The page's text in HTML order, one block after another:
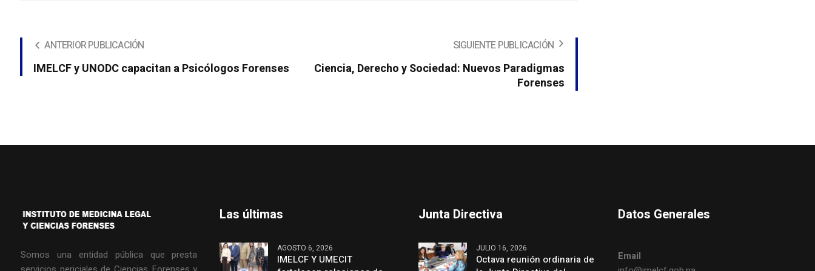
ANTERIOR PUBLICACIÓN
IMELCF y UNODC capacitan a Psicólogos Forenses
SIGUIENTE PUBLICACIÓN
Ciencia, Derecho y Sociedad: Nuevos Paradigmas
Forenses
Somos una entidad pública que presta
Las últimas
AGOSTO 6, 2026
IMELCF Y UMECIT
Junta Directiva
JULIO 16, 2026
Octava reunión ordinaria de
Datos Generales
Email